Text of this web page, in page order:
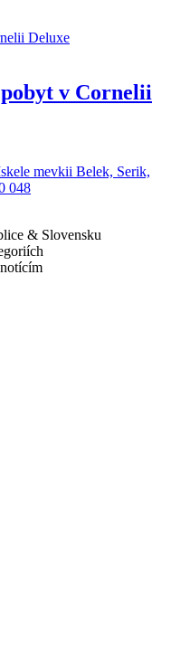
v Cornelii
mevkii Belek, Serik,
048
& Slovensku